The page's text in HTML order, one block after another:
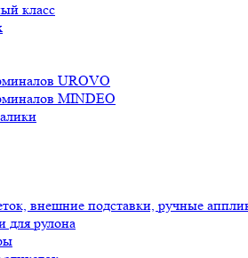
класс
UROVO
MINDEO
внешние подставки, ручные
для рулона